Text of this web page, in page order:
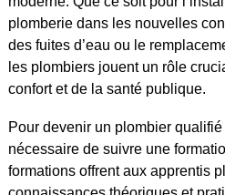
plomberie dans les nouvelles
des fuites d’eau ou le
les plombiers jouent un rôle
confort et de la santé publique.
Pour devenir un plombier
nécessaire de suivre une
formations offrent aux apprentis